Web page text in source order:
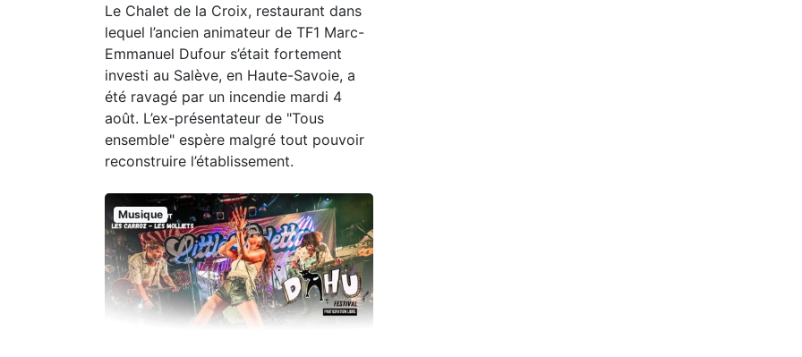
Le Chalet de la Croix, restaurant dans
lequel l’ancien animateur de TF1 Marc-
Emmanuel Dufour s’était fortement
investi au Salève, en Haute-Savoie, a
été ravagé par un incendie mardi 4
août. L’ex-présentateur de "Tous
ensemble" espère malgré tout pouvoir
reconstruire l’établissement.
Musique